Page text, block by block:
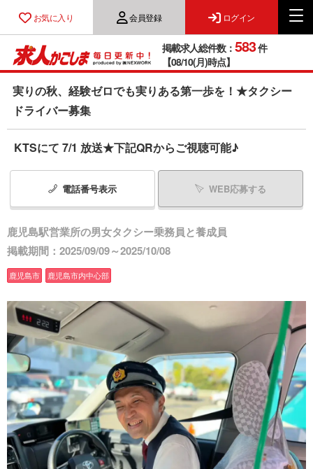
お気に入り 会員登録 ログイン
掲載求人総件数： 583件
【08/10(月)時点】
実りの秋、経験ゼロでも実りある第一歩を！★タクシー
ドライバー募集
KTSにて 7/1 放送★下記QRからご視聴可能♪
電話番号表示 WEB応募する
鹿児島駅営業所の男女タクシー乗務員と養成員
掲載期間：2025/09/09～2025/10/08
鹿児島市 鹿児島市内中心部